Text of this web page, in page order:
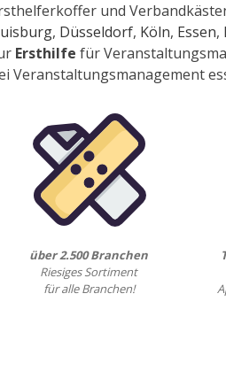
und
, Düsseldorf, Köln, Essen,
Ersthilfe für
Veranstaltungsmanagement
über 2.500 Branchen
Riesiges Sortiment
für alle Branchen!